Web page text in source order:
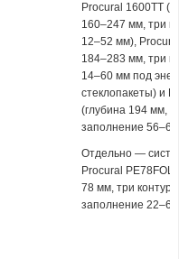
Procural 1600ТТ
160–247 мм, три
12–52 мм),
184–283 мм, три
14–60 мм под
стеклопакеты) и
(глубина 194 мм,
заполнение
Отдельно —
Procural
78 мм, три
заполнение